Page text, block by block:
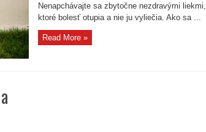
Nenapchávajte sa zbytočne nezdravými liekmi,
ktoré bolesť otupia a nie ju vyliečia. Ako sa ...
Read More »